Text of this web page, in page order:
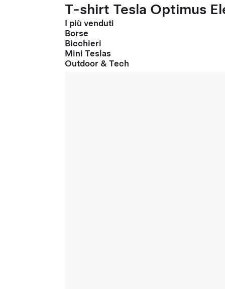
T-shirt Tesla Optimus
I più venduti
Borse
Bicchieri
Mini Teslas
Outdoor & Tech